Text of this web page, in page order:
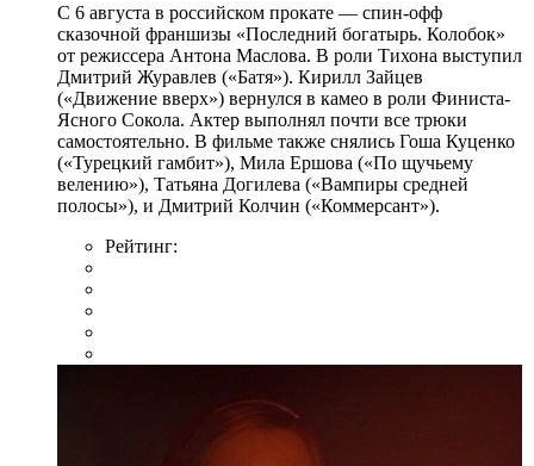
С 6 августа в российском прокате — спин-офф
сказочной франшизы «Последний богатырь. Колобок»
от режиссера Антона Маслова. В роли Тихона выступил
Дмитрий Журавлев («Батя»). Кирилл Зайцев
(«Движение вверх») вернулся в камео в роли Финиста-
Ясного Сокола. Актер выполнял почти все трюки
самостоятельно. В фильме также снялись Гоша Куценко
(«Турецкий гамбит»), Мила Ершова («По щучьему
велению»), Татьяна Догилева («Вампиры средней
полосы»), и Дмитрий Колчин («Коммерсант»).
Рейтинг: